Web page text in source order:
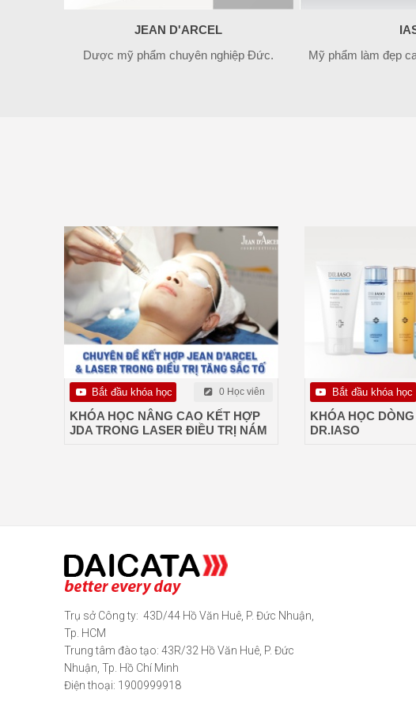
JEAN D'ARCEL
Dược mỹ phẩm chuyên nghiệp Đức.
Mỹ phẩm làm đẹp
Bắt đầu khóa học 0 Học viên
KHÓA HỌC NÂNG CAO KẾT HỢP
JDA TRONG LASER ĐIỀU TRỊ NÁM
Bắt đầu khóa học
KHÓA HỌC
DR.IASO
Trụ sở Công ty: 43D/44 Hồ Văn Huê, P. Đức Nhuận,
Tp. HCM
Trung tâm đào tạo: 43R/32 Hồ Văn Huê, P. Đức
Nhuận, Tp. Hồ Chí Minh
Điện thoại: 1900999918